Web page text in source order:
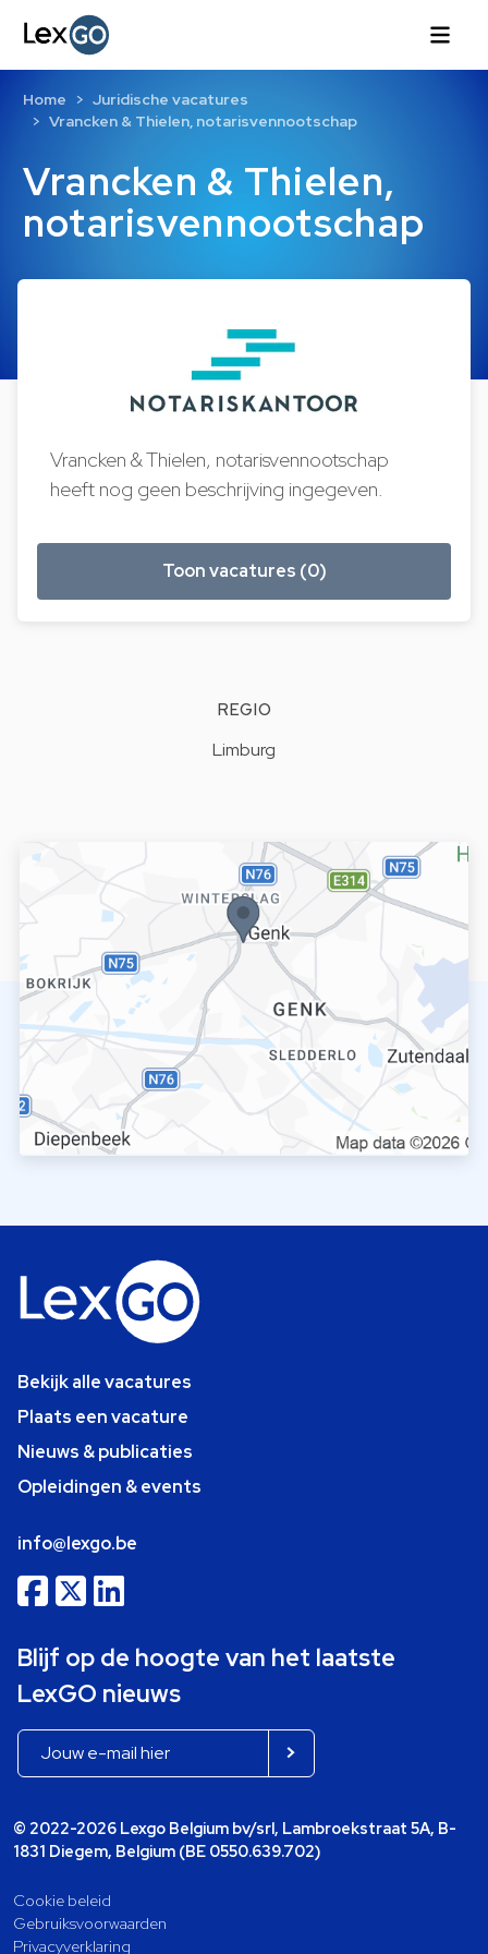
Vrancken & Thielen,
notarisvennootschap
Home
Juridische vacatures
Vrancken & Thielen, notarisvennootschap
Vrancken & Thielen, notarisvennootschap
heeft nog geen beschrijving ingegeven.
Toon vacatures (0)
REGIO
Limburg
Bekijk alle vacatures
Plaats een vacature
Nieuws & publicaties
Opleidingen & events
info@lexgo.be
Blijf op de hoogte van het laatste
LexGO nieuws
© 2022-2026 Lexgo Belgium bv/srl, Lambroekstraat 5A, B-
1831 Diegem, Belgium (BE 0550.639.702)
Cookie beleid
Gebruiksvoorwaarden
Privacyverklaring